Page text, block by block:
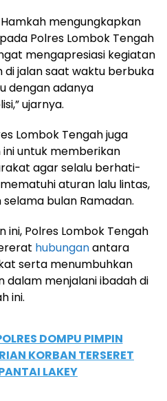
mengungkapkan
Polres Lombok Tengah
mengapresiasi kegiatan
di jalan saat waktu berbuka
dengan adanya
ujarnya.
Lombok Tengah juga
untuk memberikan
agar selalu berhati-
aturan lalu lintas,
bulan Ramadan.
ini, Polres Lombok Tengah
hubunganantara
serta menumbuhkan
menjalani ibadah di
ini.
DOMPU PIMPIN
KORBAN TERSERET
LAKEY